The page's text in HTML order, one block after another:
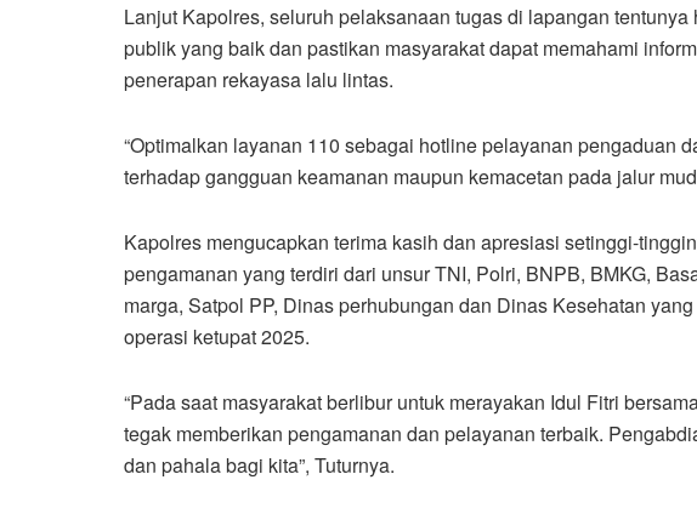
Lanjut Kapolres, seluruh pelaksanaan tugas di lapangan
publik yang baik dan pastikan masyarakat dapat memahami
penerapan rekayasa lalu lintas.
“Optimalkan layanan 110 sebagai hotline pelayanan pengaduan
terhadap gangguan keamanan maupun kemacetan pada jalur
Kapolres mengucapkan terima kasih dan apresiasi setinggi-
pengamanan yang terdiri dari unsur TNI, Polri, BNPB, BMKG,
marga, Satpol PP, Dinas perhubungan dan Dinas Kesehatan
operasi ketupat 2025.
“Pada saat masyarakat berlibur untuk merayakan Idul Fitri
tegak memberikan pengamanan dan pelayanan terbaik.
dan pahala bagi kita”, Tuturnya.